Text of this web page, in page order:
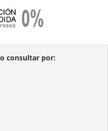
consultar por: